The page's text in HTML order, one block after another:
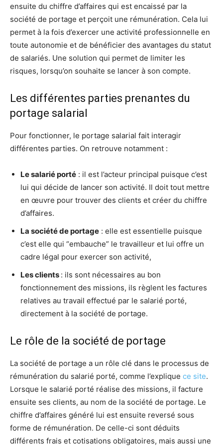
ensuite du chiffre d’affaires qui est encaissé par la
société de portage et perçoit une rémunération. Cela lui
permet à la fois d’exercer une activité professionnelle en
toute autonomie et de bénéficier des avantages du statut
de salariés. Une solution qui permet de limiter les
risques, lorsqu’on souhaite se lancer à son compte.
Les différentes parties prenantes du
portage salarial
Pour fonctionner, le portage salarial fait interagir
différentes parties. On retrouve notamment :
Le salarié porté : il est l’acteur principal puisque c’est
lui qui décide de lancer son activité. Il doit tout mettre
en œuvre pour trouver des clients et créer du chiffre
d’affaires.
La société de portage : elle est essentielle puisque
c’est elle qui “embauche” le travailleur et lui offre un
cadre légal pour exercer son activité,
Les clients : ils sont nécessaires au bon
fonctionnement des missions, ils règlent les factures
relatives au travail effectué par le salarié porté,
directement à la société de portage.
Le rôle de la société de portage
La société de portage a un rôle clé dans le processus de
rémunération du salarié porté, comme l’explique ce site.
Lorsque le salarié porté réalise des missions, il facture
ensuite ses clients, au nom de la société de portage. Le
chiffre d’affaires généré lui est ensuite reversé sous
forme de rémunération. De celle-ci sont déduits
différents frais et cotisations obligatoires, mais aussi une